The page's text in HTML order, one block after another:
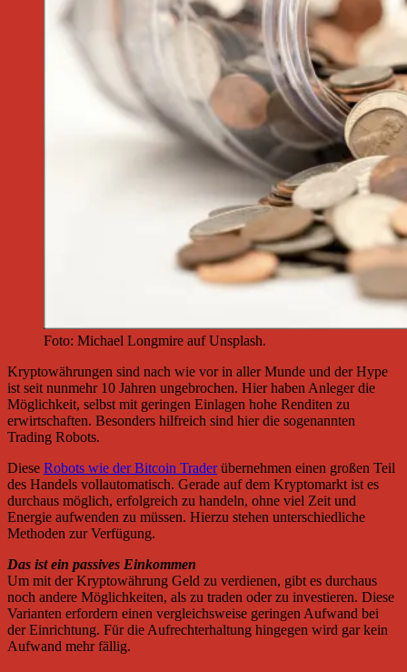
Foto: Michael Longmire auf Unsplash.
Kryptowährungen sind nach wie vor in aller Munde und der Hype
ist seit nunmehr 10 Jahren ungebrochen. Hier haben Anleger die
Möglichkeit, selbst mit geringen Einlagen hohe Renditen zu
erwirtschaften. Besonders hilfreich sind hier die sogenannten
Trading Robots.
Diese Robots wie der Bitcoin Traderübernehmen einen großen Teil
des Handels vollautomatisch. Gerade auf dem Kryptomarkt ist es
durchaus möglich, erfolgreich zu handeln, ohne viel Zeit und
Energie aufwenden zu müssen. Hierzu stehen unterschiedliche
Methoden zur Verfügung.
Das ist ein passives Einkommen
Um mit der Kryptowährung Geld zu verdienen, gibt es durchaus
noch andere Möglichkeiten, als zu traden oder zu investieren. Diese
Varianten erfordern einen vergleichsweise geringen Aufwand bei
der Einrichtung. Für die Aufrechterhaltung hingegen wird gar kein
Aufwand mehr fällig.